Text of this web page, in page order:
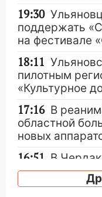
19:30
поддержать
на фестивале
18:11
пилотным
«Культурное
17:16 В
областной
новых
16:51
В
ремонтируют
и проводят